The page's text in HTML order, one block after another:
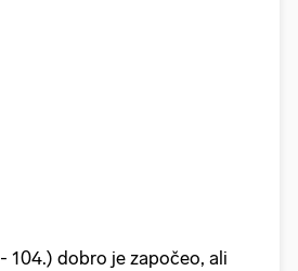
104.) dobro je započeo, ali